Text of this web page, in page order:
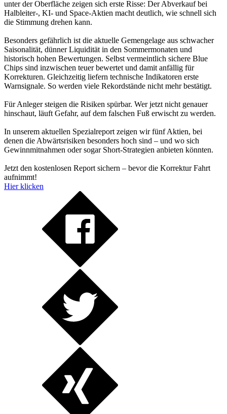
unter der Oberfläche zeigen sich erste Risse: Der Abverkauf bei
Halbleiter-, KI- und Space-Aktien macht deutlich, wie schnell sich
die Stimmung drehen kann.
Besonders gefährlich ist die aktuelle Gemengelage aus schwacher
Saisonalität, dünner Liquidität in den Sommermonaten und
historisch hohen Bewertungen. Selbst vermeintlich sichere Blue
Chips sind inzwischen teuer bewertet und damit anfällig für
Korrekturen. Gleichzeitig liefern technische Indikatoren erste
Warnsignale. So werden viele Rekordstände nicht mehr bestätigt.
Für Anleger steigen die Risiken spürbar. Wer jetzt nicht genauer
hinschaut, läuft Gefahr, auf dem falschen Fuß erwischt zu werden.
In unserem aktuellen Spezialreport zeigen wir fünf Aktien, bei
denen die Abwärtsrisiken besonders hoch sind – und wo sich
Gewinnmitnahmen oder sogar Short-Strategien anbieten könnten.
Jetzt den kostenlosen Report sichern – bevor die Korrektur Fahrt
aufnimmt!
Hier klicken